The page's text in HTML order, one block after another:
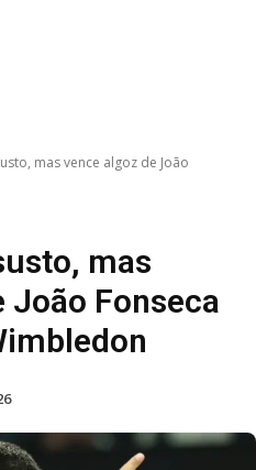
mas vence algoz de João
mas
João Fonseca